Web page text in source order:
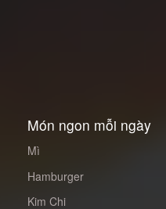
Món ngon mỗi ngày
Mì
Hamburger
Kim Chi